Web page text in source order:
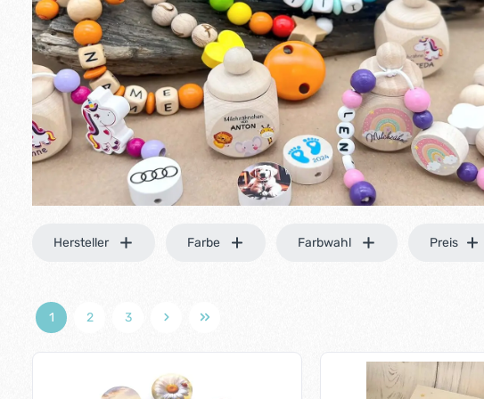
Hersteller Farbe Farbwahl Preis
Seite
1
Seite
2
Seite
3